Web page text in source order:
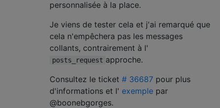
personnalisée à la place.
Je viens de tester cela et j'ai remarqué que
cela n'empêchera pas les messages
collants, contrairement à l'
posts_request approche.
Consultez le ticket # 36687 pour plus
d'informations et l' exemple par
@boonebgorges.